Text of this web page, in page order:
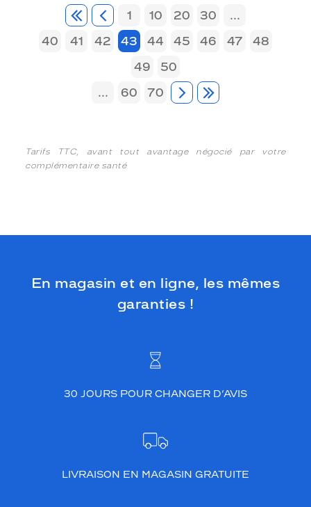
1 10 20 30
...
40
41 42 43 44 45 46 47
48
49
50
...
60 70
Tarifs TTC, avant tout avantage négocié par votre
complémentaire santé
En magasin et en ligne, les mêmes
garanties !
30 JOURS POUR CHANGER D’AVIS
LIVRAISON EN MAGASIN GRATUITE